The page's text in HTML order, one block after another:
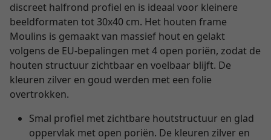
discreet halfrond profiel en is ideaal voor kleinere
beeldformaten tot 30x40 cm. Het houten frame
Moulins is gemaakt van massief hout en gelakt
volgens de EU-bepalingen met 4 open poriën, zodat de
houten structuur zichtbaar en voelbaar blijft. De
kleuren zilver en goud werden met een folie
overtrokken.
Smal profiel met zichtbare houtstructuur en glad
oppervlak met open poriën. De kleuren zilver en